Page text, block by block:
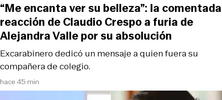
hace 45 min
Excarabinero dedicó un mensaje a quien fuera su
compañera de colegio.
“Me encanta ver su belleza”: la comentada
reacción de Claudio Crespo a furia de
Alejandra Valle por su absolución